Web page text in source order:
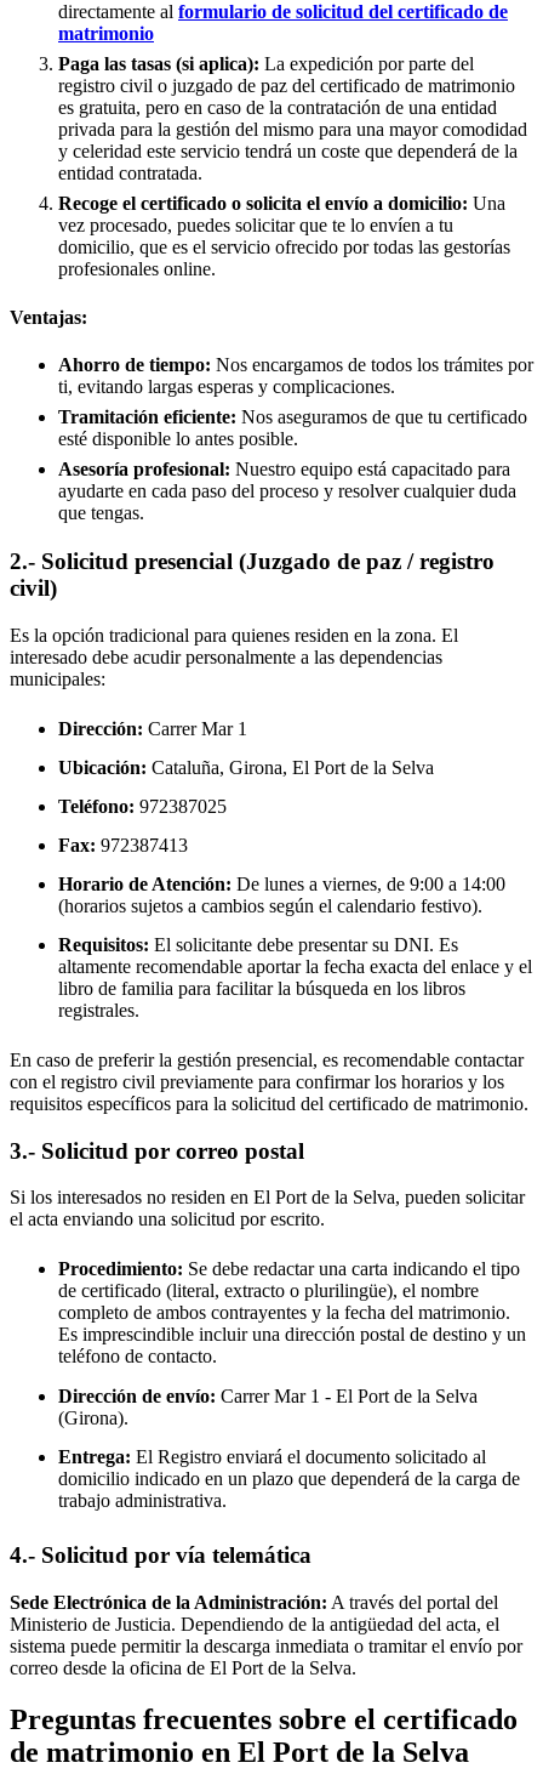
directamente al formulario de solicitud del certificado de
matrimonio
Paga las tasas (si aplica): La expedición por parte del
registro civil o juzgado de paz del certificado de matrimonio
es gratuita, pero en caso de la contratación de una entidad
privada para la gestión del mismo para una mayor comodidad
y celeridad este servicio tendrá un coste que dependerá de la
entidad contratada.
Recoge el certificado o solicita el envío a domicilio: Una
vez procesado, puedes solicitar que te lo envíen a tu
domicilio, que es el servicio ofrecido por todas las gestorías
profesionales online.
Ventajas:
Ahorro de tiempo: Nos encargamos de todos los trámites por
ti, evitando largas esperas y complicaciones.
Tramitación eficiente: Nos aseguramos de que tu certificado
esté disponible lo antes posible.
Asesoría profesional: Nuestro equipo está capacitado para
ayudarte en cada paso del proceso y resolver cualquier duda
que tengas.
2.- Solicitud presencial (Juzgado de paz / registro
civil)
Es la opción tradicional para quienes residen en la zona. El
interesado debe acudir personalmente a las dependencias
municipales:
Dirección: Carrer Mar 1
Ubicación: Cataluña, Girona, El Port de la Selva
Teléfono: 972387025
Fax: 972387413
Horario de Atención: De lunes a viernes, de 9:00 a 14:00
(horarios sujetos a cambios según el calendario festivo).
Requisitos: El solicitante debe presentar su DNI. Es
altamente recomendable aportar la fecha exacta del enlace y el
libro de familia para facilitar la búsqueda en los libros
registrales.
En caso de preferir la gestión presencial, es recomendable contactar
con el registro civil previamente para confirmar los horarios y los
requisitos específicos para la solicitud del certificado de matrimonio.
3.- Solicitud por correo postal
Si los interesados no residen en El Port de la Selva, pueden solicitar
el acta enviando una solicitud por escrito.
Procedimiento: Se debe redactar una carta indicando el tipo
de certificado (literal, extracto o plurilingüe), el nombre
completo de ambos contrayentes y la fecha del matrimonio.
Es imprescindible incluir una dirección postal de destino y un
teléfono de contacto.
Dirección de envío: Carrer Mar 1 - El Port de la Selva
(Girona).
Entrega: El Registro enviará el documento solicitado al
domicilio indicado en un plazo que dependerá de la carga de
trabajo administrativa.
4.- Solicitud por vía telemática
Sede Electrónica de la Administración: A través del portal del
Ministerio de Justicia. Dependiendo de la antigüedad del acta, el
sistema puede permitir la descarga inmediata o tramitar el envío por
correo desde la oficina de El Port de la Selva.
Preguntas frecuentes sobre el certificado
de matrimonio en El Port de la Selva